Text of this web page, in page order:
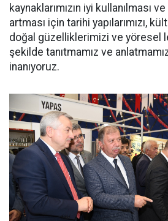
kaynaklarımızın iyi kullanılması
artması için tarihi yapılarımızı,
doğal güzelliklerimizi ve yöresel
şekilde tanıtmamız ve
inanıyoruz.